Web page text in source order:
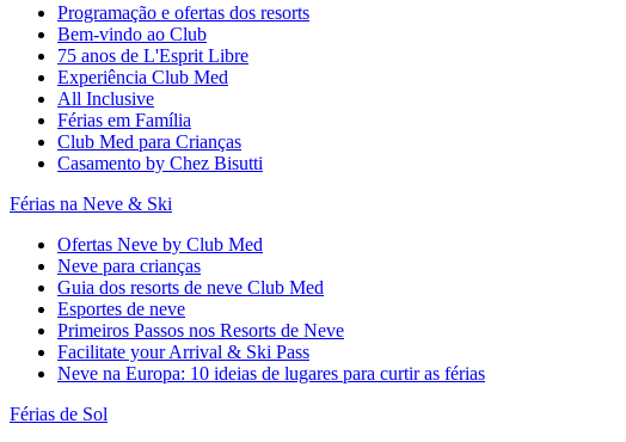
Programação e ofertas dos resorts
Bem-vindo ao Club
75 anos de L'Esprit Libre
Experiência Club Med
All Inclusive
Férias em Família
Club Med para Crianças
Casamento by Chez Bisutti
Férias na Neve & Ski
Ofertas Neve by Club Med
Neve para crianças
Guia dos resorts de neve Club Med
Esportes de neve
Primeiros Passos nos Resorts de Neve
Facilitate your Arrival & Ski Pass
Neve na Europa: 10 ideias de lugares para curtir as férias
Férias de Sol